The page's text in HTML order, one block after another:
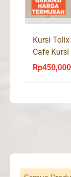
Kursi
Cafe
Rp450,000